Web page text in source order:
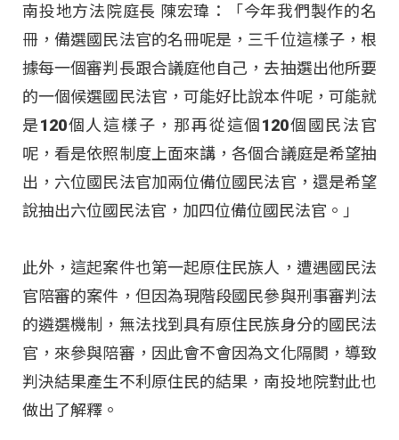
南投地方法院庭長 陳宏瑋：「今年我們製作的名
冊，備選國民法官的名冊呢是，三千位這樣子，根
據每一個審判長跟合議庭他自己，去抽選出他所要
的一個候選國民法官，可能好比說本件呢，可能就
是120個人這樣子，那再從這個120個國民法官
呢，看是依照制度上面來講，各個合議庭是希望抽
出，六位國民法官加兩位備位國民法官，還是希望
說抽出六位國民法官，加四位備位國民法官。」
此外，這起案件也第一起原住民族人，遭遇國民法
官陪審的案件，但因為現階段國民參與刑事審判法
的遴選機制，無法找到具有原住民族身分的國民法
官，來參與陪審，因此會不會因為文化隔閡，導致
判決結果產生不利原住民的結果，南投地院對此也
做出了解釋。